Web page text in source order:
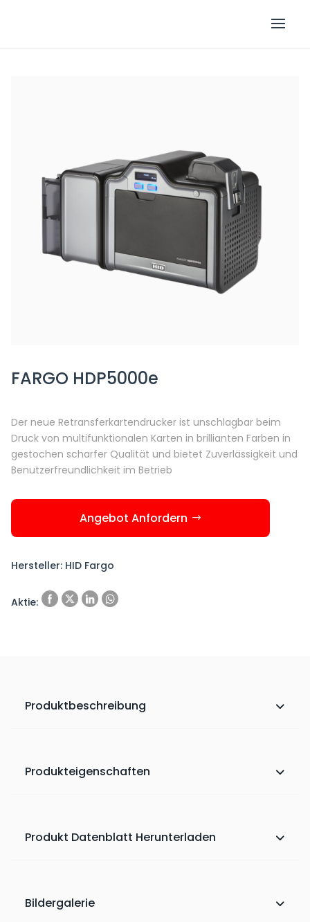
FARGO HDP5000e
Der neue Retransferkartendrucker ist unschlagbar beim
Druck von multifunktionalen Karten in brillianten Farben in
gestochen scharfer Qualität und bietet Zuverlässigkeit und
Benutzerfreundlichkeit im Betrieb
Angebot Anfordern
Hersteller: HID Fargo
Produktbeschreibung
Produkteigenschaften
Produkt Datenblatt Herunterladen
Bildergalerie